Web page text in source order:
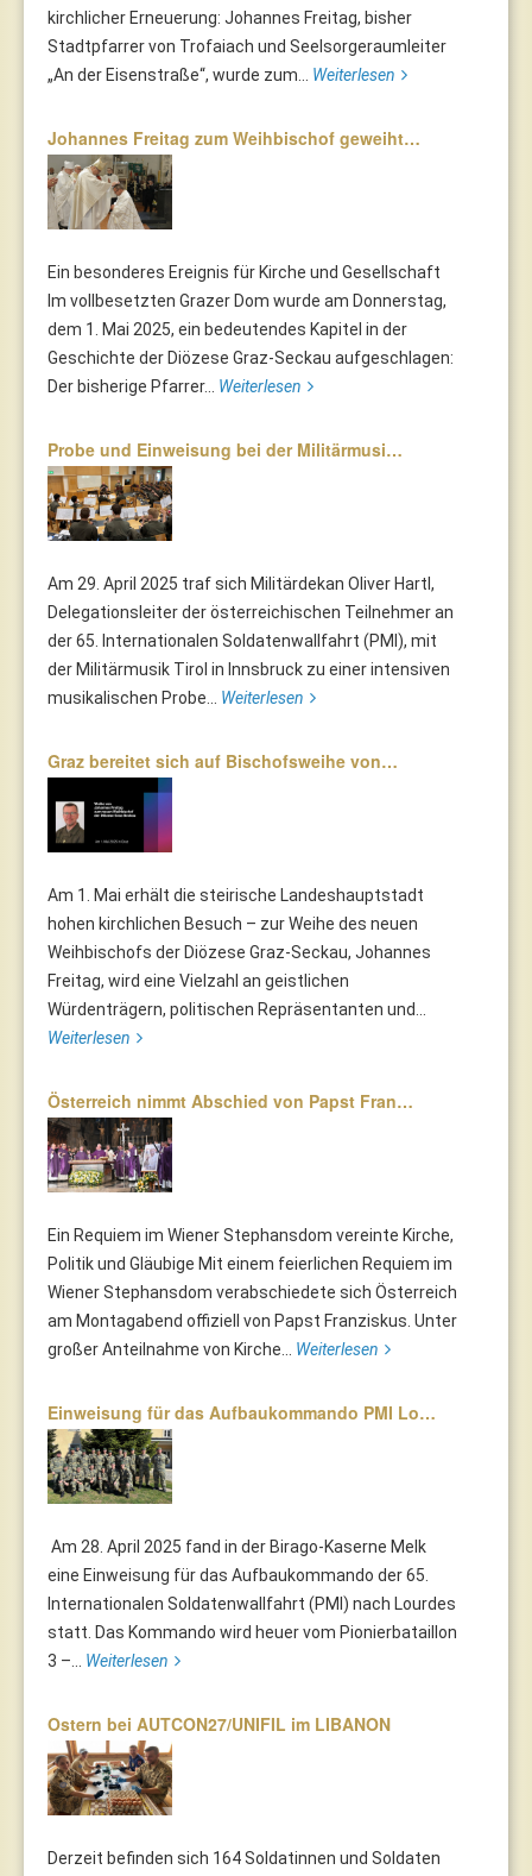
kirchlicher Erneuerung: Johannes Freitag, bisher
Stadtpfarrer von Trofaiach und Seelsorgeraumleiter
„An der Eisenstraße“, wurde zum... Weiterlesen
Johannes Freitag zum Weihbischof geweiht…
Ein besonderes Ereignis für Kirche und Gesellschaft
Im vollbesetzten Grazer Dom wurde am Donnerstag,
dem 1. Mai 2025, ein bedeutendes Kapitel in der
Geschichte der Diözese Graz-Seckau aufgeschlagen:
Der bisherige Pfarrer... Weiterlesen
Probe und Einweisung bei der Militärmusi…
Am 29. April 2025 traf sich Militärdekan Oliver Hartl,
Delegationsleiter der österreichischen Teilnehmer an
der 65. Internationalen Soldatenwallfahrt (PMI), mit
der Militärmusik Tirol in Innsbruck zu einer intensiven
musikalischen Probe... Weiterlesen
Graz bereitet sich auf Bischofsweihe von…
Am 1. Mai erhält die steirische Landeshauptstadt
hohen kirchlichen Besuch – zur Weihe des neuen
Weihbischofs der Diözese Graz-Seckau, Johannes
Freitag, wird eine Vielzahl an geistlichen
Würdenträgern, politischen Repräsentanten und...
Weiterlesen
Österreich nimmt Abschied von Papst Fran…
Ein Requiem im Wiener Stephansdom vereinte Kirche,
Politik und Gläubige Mit einem feierlichen Requiem im
Wiener Stephansdom verabschiedete sich Österreich
am Montagabend offiziell von Papst Franziskus. Unter
großer Anteilnahme von Kirche... Weiterlesen
Einweisung für das Aufbaukommando PMI Lo…
Am 28. April 2025 fand in der Birago-Kaserne Melk
eine Einweisung für das Aufbaukommando der 65.
Internationalen Soldatenwallfahrt (PMI) nach Lourdes
statt. Das Kommando wird heuer vom Pionierbataillon
3 –... Weiterlesen
Ostern bei AUTCON27/UNIFIL im LIBANON
Derzeit befinden sich 164 Soldatinnen und Soldaten